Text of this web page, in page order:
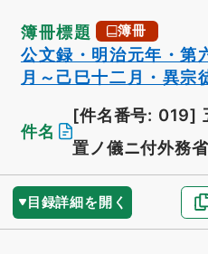
簿冊標題 簿冊
公文録・明治元年・第
月～己巳十二月・異宗
件名
[件名番号: 019]
置ノ儀ニ付外務
目録詳細を開く